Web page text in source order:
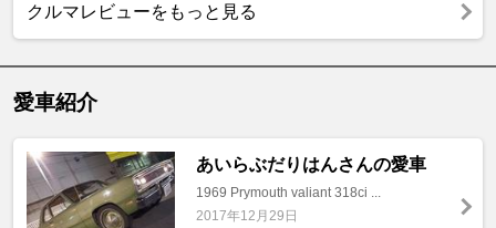
クルマレビューをもっと見る
愛車紹介
あいらぶだりはんさんの愛車
1969 Prymouth valiant 318ci ...
2017年12月29日